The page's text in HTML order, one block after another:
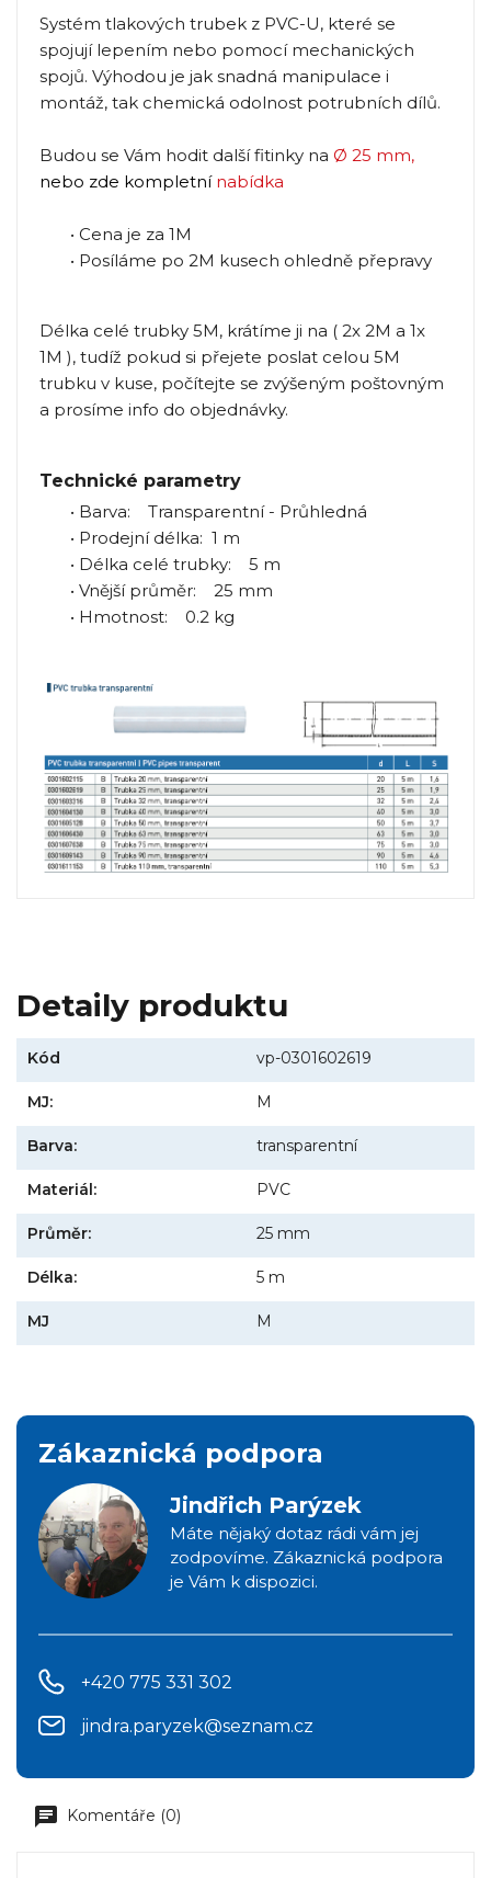
Systém tlakových trubek z PVC-U, které se
spojují lepením nebo pomocí mechanických
spojů. Výhodou je jak snadná manipulace i
montáž, tak chemická odolnost potrubních dílů.
Budou se Vám hodit další fitinky na Ø 25 mm,
nebo zde kompletní nabídka
• Cena je za 1M
• Posíláme po 2M kusech ohledně přepravy
Délka celé trubky 5M, krátíme ji na ( 2x 2M a 1x
1M ), tudíž pokud si přejete poslat celou 5M
trubku v kuse, počítejte se zvýšeným poštovným
a prosíme info do objednávky.
Technické parametry
• Barva: Transparentní - Průhledná
• Prodejní délka: 1 m
• Délka celé trubky: 5 m
• Vnější průměr: 25 mm
• Hmotnost: 0.2 kg
Detaily produktu
Kód vp-0301602619
MJ: M
Barva: transparentní
Materiál: PVC
Průměr: 25 mm
Délka: 5 m
MJ M
Zákaznická podpora
Jindřich Parýzek
Máte nějaký dotaz rádi vám jej
zodpovíme. Zákaznická podpora
je Vám k dispozici.
+420 775 331 302
jindra.paryzek@seznam.cz
Komentáře (0)